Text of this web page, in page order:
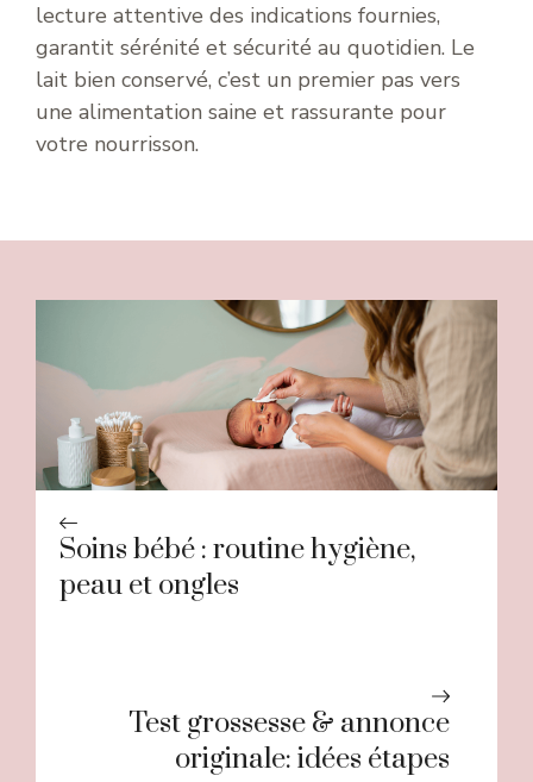
lecture attentive des indications fournies,
garantit sérénité et sécurité au quotidien. Le
lait bien conservé, c’est un premier pas vers
une alimentation saine et rassurante pour
votre nourrisson.
Soins bébé : routine hygiène,
peau et ongles
Test grossesse & annonce
originale: idées étapes